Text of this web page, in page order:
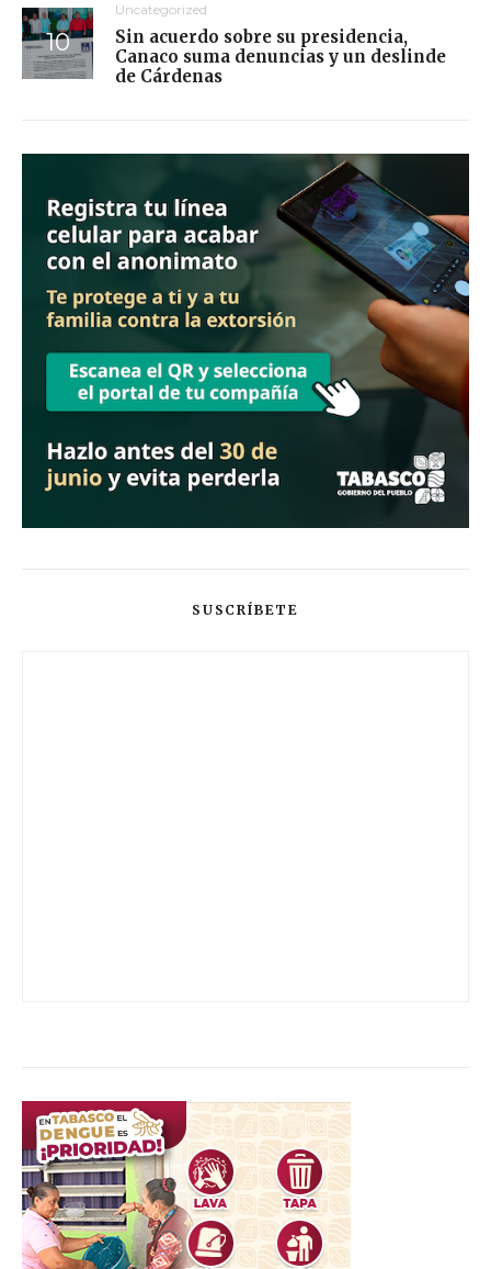
Uncategorized
Sin acuerdo sobre su presidencia,
Canaco suma denuncias y un deslinde
de Cárdenas
SUSCRÍBETE